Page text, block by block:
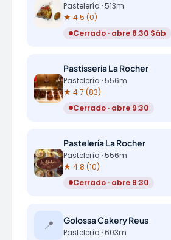
Pastelería · 513m
★ 4.5 (0)
Cerrado · abre 8:30 Sáb
Pastisseria La Rocher
Pastelería · 556m
★ 4.7 (83)
Cerrado · abre 9:30
Pastelería La Rocher
Pastelería · 556m
★ 4.8 (10)
Cerrado · abre 9:30
📍 Golossa Cakery Reus
Pastelería · 603m